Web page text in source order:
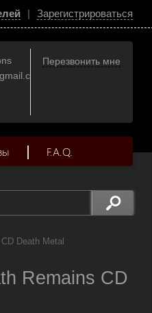
| Зарегистрироваться
Перезвонить мне
F.A.Q.
CD Death Metal
Remains CD